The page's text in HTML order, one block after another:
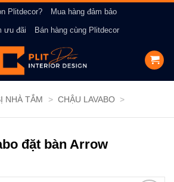
Plitdecor? Mua hàng đảm bảo
ưu đãi Bán hàng cùng Plitdecor
NHÀ TẮM > CHẬU LAVABO >
đặt bàn Arrow